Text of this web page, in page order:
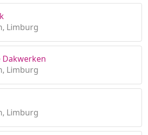
Limburg
Dakwerken
Limburg
Limburg